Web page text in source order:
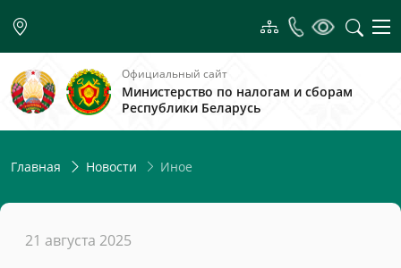
Официальный сайт
Министерство по налогам и сборам
Республики Беларусь
Главная Новости Иное
21 августа 2025